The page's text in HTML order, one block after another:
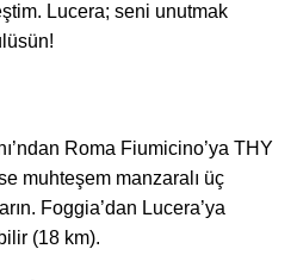
Lucera; seni unutmak
Roma Fiumicino’ya THY
muhteşem manzaralı üç
Foggia’dan Lucera’ya
(18 km).